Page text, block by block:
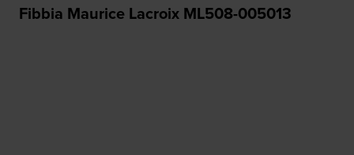
Fibbia Maurice Lacroix ML508-005013